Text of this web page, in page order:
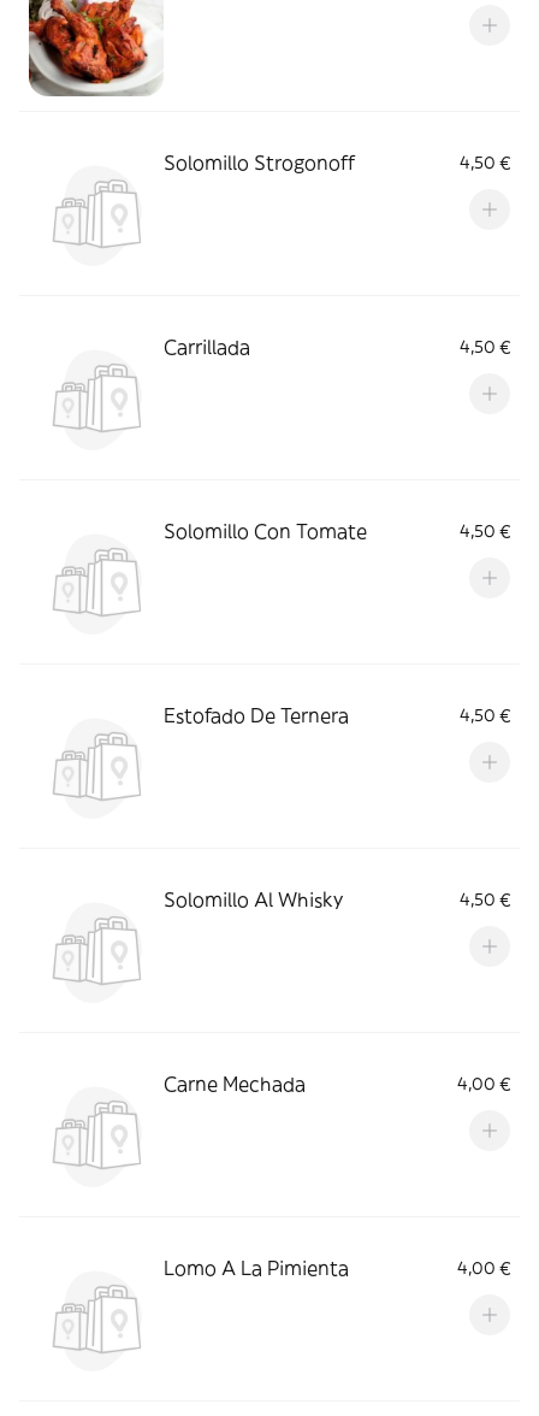
Solomillo Strogonoff 4,50 €
Carrillada 4,50 €
Solomillo Con Tomate 4,50 €
Estofado De Ternera 4,50 €
Solomillo Al Whisky 4,50 €
Carne Mechada 4,00 €
Lomo A La Pimienta 4,00 €